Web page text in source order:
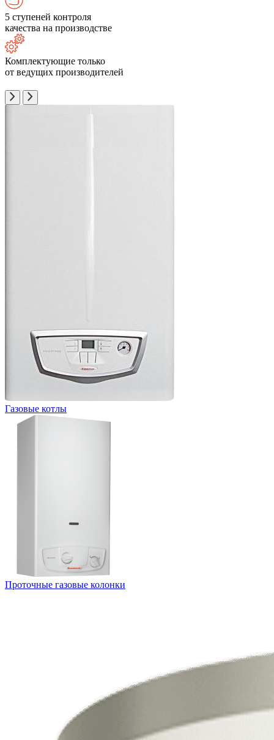
5 ступеней контроля
качества на производстве
Комплектующие только
от ведущих производителей
Газовые котлы
Проточные газовые колонки